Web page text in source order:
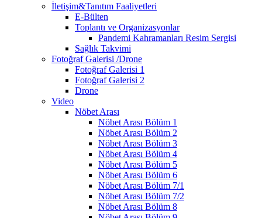
İletişim&Tanıtım Faaliyetleri
E-Bülten
Toplantı ve Organizasyonlar
Pandemi Kahramanları Resim Sergisi
Sağlık Takvimi
Fotoğraf Galerisi /Drone
Fotoğraf Galerisi 1
Fotoğraf Galerisi 2
Drone
Video
Nöbet Arası
Nöbet Arası Bölüm 1
Nöbet Arası Bölüm 2
Nöbet Arası Bölüm 3
Nöbet Arası Bölüm 4
Nöbet Arası Bölüm 5
Nöbet Arası Bölüm 6
Nöbet Arası Bölüm 7/1
Nöbet Arası Bölüm 7/2
Nöbet Arası Bölüm 8